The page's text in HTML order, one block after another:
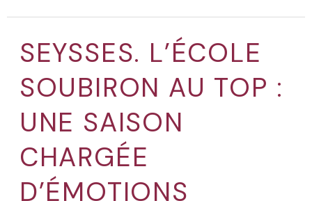
SEYSSES. L’ÉCOLE
SOUBIRON AU TOP :
UNE SAISON
CHARGÉE
D’ÉMOTIONS
Seysses.
L’école
Soubiron
au
top
une
saison